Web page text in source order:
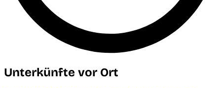
Unterkünfte vor Ort